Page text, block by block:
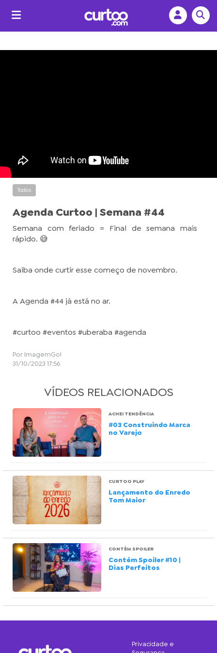
Todos
Agenda Curtoo | Semana #44
Semana com feriado = Final de semana mais
rápido. 😅
Saiba onde curtir esse começo de novembro.
A Agenda #44 já está no ar.
#curtoo #eventos #uberaba #agenda
Por ImagemGo!
31/10/2023 17:56
VÍDEOS RELACIONADOS
ACHEI TENDÊNCIA
#03 Construindo Marca
no Varejo
CURTOO PLAY
Lançamento do Enredo
Tom Maior
CONTÉM SPOILER
Contém Spoiler #10 |
Dias Perfeitos
Privacidade e